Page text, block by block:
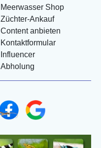
Meerwasser Shop
Züchter-Ankauf
Content anbieten
Kontaktformular
Influencer
Abholung